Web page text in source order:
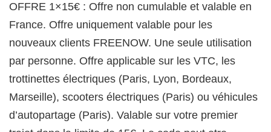
OFFRE 1×15€ : Offre non cumulable et valable en
France. Offre uniquement valable pour les
nouveaux clients FREENOW. Une seule utilisation
par personne. Offre applicable sur les VTC, les
trottinettes électriques (Paris, Lyon, Bordeaux,
Marseille), scooters électriques (Paris) ou véhicules
d’autopartage (Paris). Valable sur votre premier